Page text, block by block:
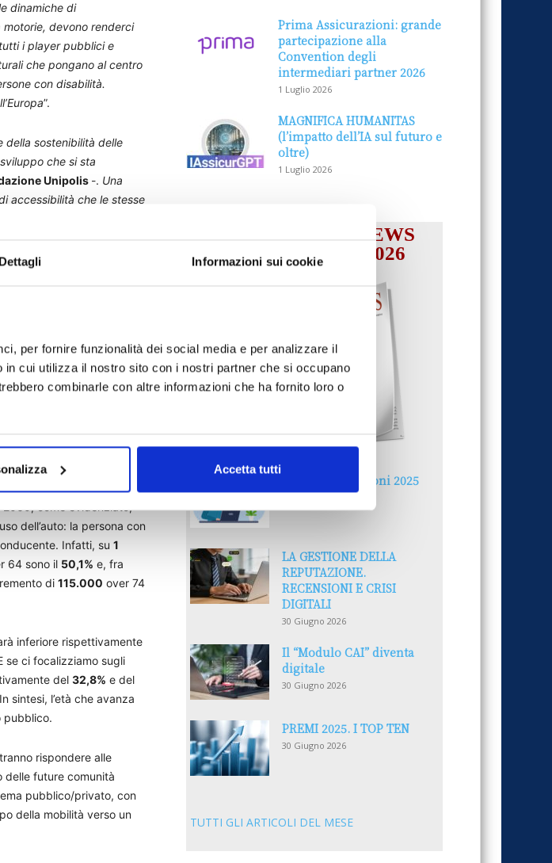
Dettagli Informazioni sui cookie
per fornire funzionalità dei social media e per analizzare il
cui utilizza il nostro sito con i nostri partner che si occupano
combinarle con altre informazioni che ha fornito loro o
Accetta tutti
dinamiche di
devono renderci
i player pubblici e
che pongano al centro
con disabilità.
”.
della sostenibilità delle
che si sta
Unipolis -. Una
accessibilità che le stesse
la città devono
in tutte le fasi della
dei fattori di stress e di
Non essere accessibile
quindi essere meno
(poco più di55 milioni
della popolazione
con disabilità (+25%, pari
con disabilità over 64
mezzi di
2060, come evidenziato,
dell’auto: la persona con
Infatti, su 1
64 sono il 50,1% e, fra
di 115.000 over 74
inferiore rispettivamente
se ci focalizziamo sugli
del 32,8% e del
sintesi, l’età che avanza
pubblico.
rispondere alle
delle future comunità
pubblico/privato, con
della mobilità verso un
Prima Assicurazioni: grande
partecipazione alla
Convention degli
intermediari partner 2026
1 Luglio 2026
MAGNIFICA HUMANITAS
(l’impatto dell’IA sul futuro e
oltre)
1 Luglio 2026
IL MENSILE ASSINEWS
LUGLIO-AGOSTO 2026
Reclami e sanzioni 2025
LA GESTIONE DELLA
REPUTAZIONE.
RECENSIONI E CRISI
DIGITALI
30 Giugno 2026
Il “Modulo CAI” diventa
digitale
30 Giugno 2026
PREMI 2025. I TOP TEN
30 Giugno 2026
TUTTI GLI ARTICOLI DEL MESE